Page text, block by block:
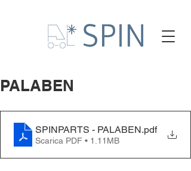
PALABEN
SPINPARTS - PALABEN.pdf
Scarica PDF • 1.11MB